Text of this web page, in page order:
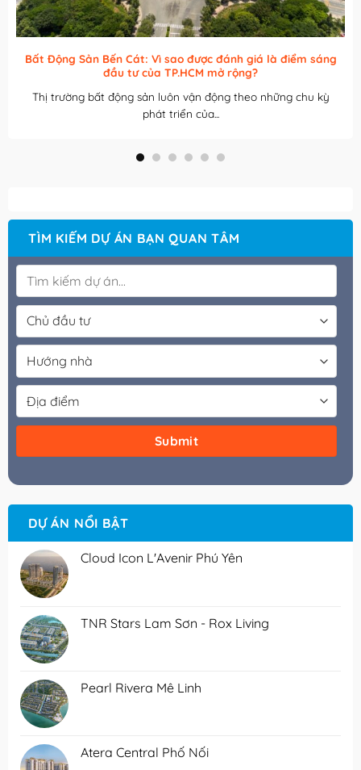
Nhận ký gửi bán chuyển nhượng Shophouse Phố Đi Bộ Thái
Nguyên Central Square
Trong bối cảnh thị trường bất động sản đang bước vào giai
đoạn tái cấu...
TÌM KIẾM DỰ ÁN BẠN QUAN TÂM
DỰ ÁN NỔI BẬT
Cloud Icon L'Avenir Phú Yên
TNR Stars Lam Sơn - Rox Living
Pearl Rivera Mê Linh
Atera Central Phố Nối